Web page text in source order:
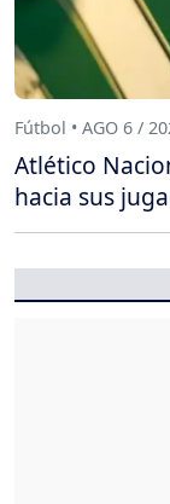
Fútbol • AGO 6 /
Atlético
hacia sus